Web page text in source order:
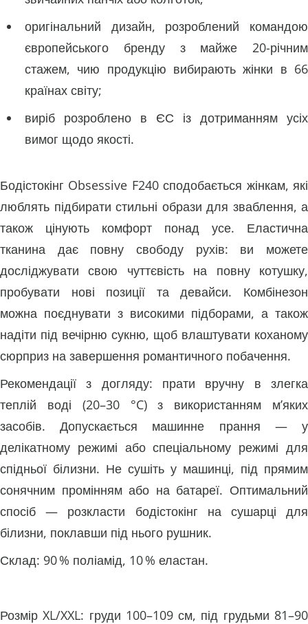
оригінальний дизайн, розроблений командою
європейського бренду з майже 20-річним
стажем, чию продукцію вибирають жінки в 66
країнах світу;
виріб розроблено в ЄС із дотриманням усіх
вимог щодо якості.
Бодістокінг Obsessive F240 сподобається жінкам, які
люблять підбирати стильні образи для зваблення, а
також цінують комфорт понад усе. Еластична
тканина дає повну свободу рухів: ви можете
досліджувати свою чуттєвість на повну котушку,
пробувати нові позиції та девайси. Комбінезон
можна поєднувати з високими підборами, а також
надіти під вечірню сукню, щоб влаштувати коханому
сюрприз на завершення романтичного побачення.
Рекомендації з догляду: прати вручну в злегка
теплій воді (20–30 °C) з використанням м’яких
засобів. Допускається машинне прання — у
делікатному режимі або спеціальному режимі для
спідньої білизни. Не сушіть у машинці, під прямим
сонячним промінням або на батареї. Оптимальний
спосіб — розкласти бодістокінг на сушарці для
білизни, поклавши під нього рушник.
Склад: 90 % поліамід, 10 % еластан.
Розмір XL/XXL: груди 100–109 см, під грудьми 81–90